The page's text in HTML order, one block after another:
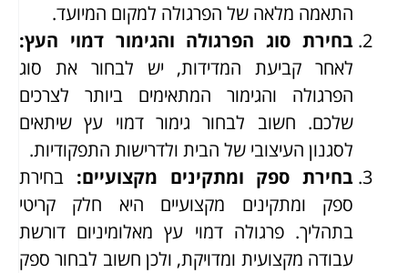
התאמה מלאה של הפרגולה למקום המיועד.
בחירת סוג הפרגולה והגימור דמוי העץ:
לאחר קביעת המדידות, יש לבחור את סוג
הפרגולה והגימור המתאימים ביותר לצרכים
שלכם. חשוב לבחור גימור דמוי עץ שיתאים
לסגנון העיצובי של הבית ולדרישות התפקודיות.
בחירת ספק ומתקינים מקצועיים: בחירת
ספק ומתקינים מקצועיים היא חלק קריטי
בתהליך. פרגולה דמוי עץ מאלומיניום דורשת
עבודה מקצועית ומדויקת, ולכן חשוב לבחור ספק